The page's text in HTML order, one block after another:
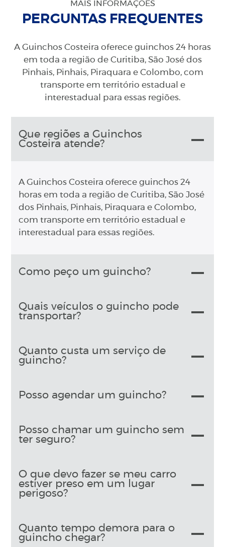
MAIS INFORMAÇÕES
PERGUNTAS FREQUENTES
A Guinchos Costeira oferece guinchos 24 horas
em toda a região de Curitiba, São José dos
Pinhais, Pinhais, Piraquara e Colombo, com
transporte em território estadual e
interestadual para essas regiões.
Que regiões a Guinchos
Costeira atende?
A Guinchos Costeira oferece guinchos 24
horas em toda a região de Curitiba, São José
dos Pinhais, Pinhais, Piraquara e Colombo,
com transporte em território estadual e
interestadual para essas regiões.
Como peço um guincho?
Quais veículos o guincho pode
transportar?
Quanto custa um serviço de
guincho?
Posso agendar um guincho?
Posso chamar um guincho sem
ter seguro?
O que devo fazer se meu carro
estiver preso em um lugar
perigoso?
Quanto tempo demora para o
guincho chegar?